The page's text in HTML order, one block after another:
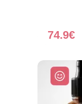
74.9€